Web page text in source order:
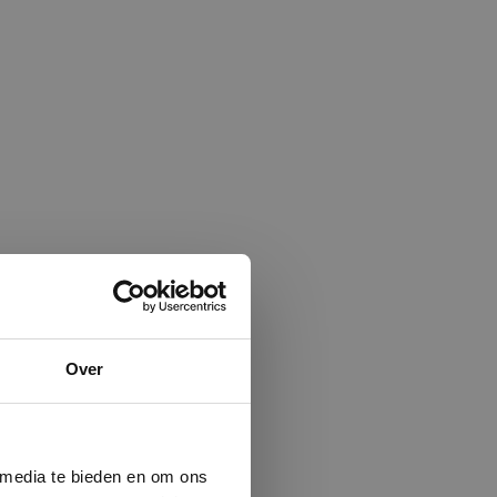
Over
te bieden en om ons
×
van